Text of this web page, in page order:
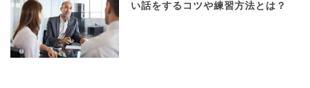
い話をするコツや練習方法とは？